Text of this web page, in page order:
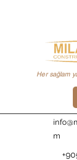
Her sağlam
m